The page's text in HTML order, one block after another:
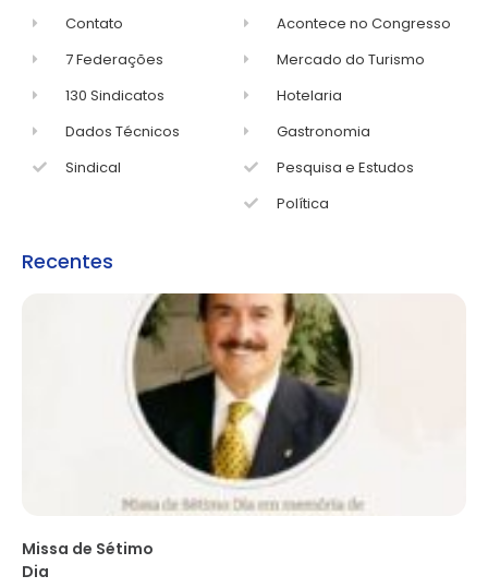
Contato
7 Federações
130 Sindicatos
Dados Técnicos
Sindical
Acontece no Congresso
Mercado do Turismo
Hotelaria
Gastronomia
Pesquisa e Estudos
Política
Recentes
Missa de Sétimo
Dia